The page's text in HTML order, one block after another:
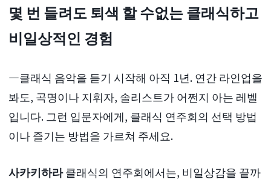
몇 번 들려도 퇴색 할 수없는 클래식하고
비일상적인 경험
―클래식 음악을 듣기 시작해 아직 1년. 연간 라인업을
봐도, 곡명이나 지휘자, 솔리스트가 어쩐지 아는 레벨
입니다. 그런 입문자에게, 클래식 연주회의 선택 방법
이나 즐기는 방법을 가르쳐 주세요.
사카키하라클래식의 연주회에서는, 비일상감을 끝까